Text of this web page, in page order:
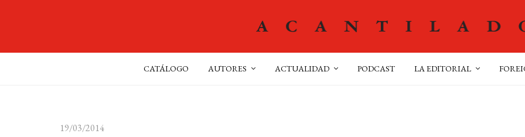
CATÁLOGO AUTORES ACTUALIDAD PODCAST LA EDITORIAL
19/03/2014